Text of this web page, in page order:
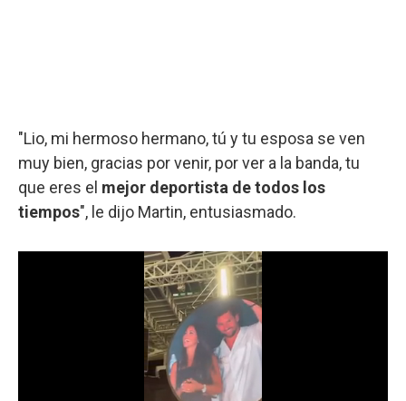
"Lio, mi hermoso hermano, tú y tu esposa se ven
muy bien, gracias por venir, por ver a la banda, tu
que eres el mejor deportista de todos los
tiempos", le dijo Martin, entusiasmado.